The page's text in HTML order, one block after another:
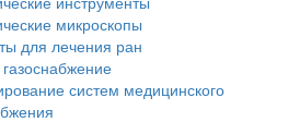
микроскопы
для лечения ран
систем медицинского